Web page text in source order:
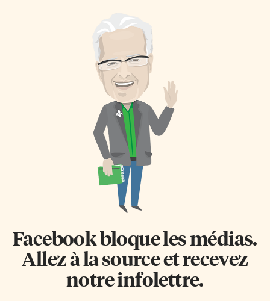
Facebook bloque les médias.
Allez à la source et recevez
notre infolettre.